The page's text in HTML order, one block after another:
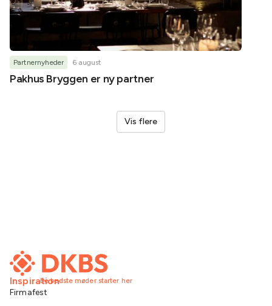
Partnernyheder 6 august
Pakhus Bryggen er ny partner
Vis flere
De bedste møder starter her
Inspiration
Firmafest